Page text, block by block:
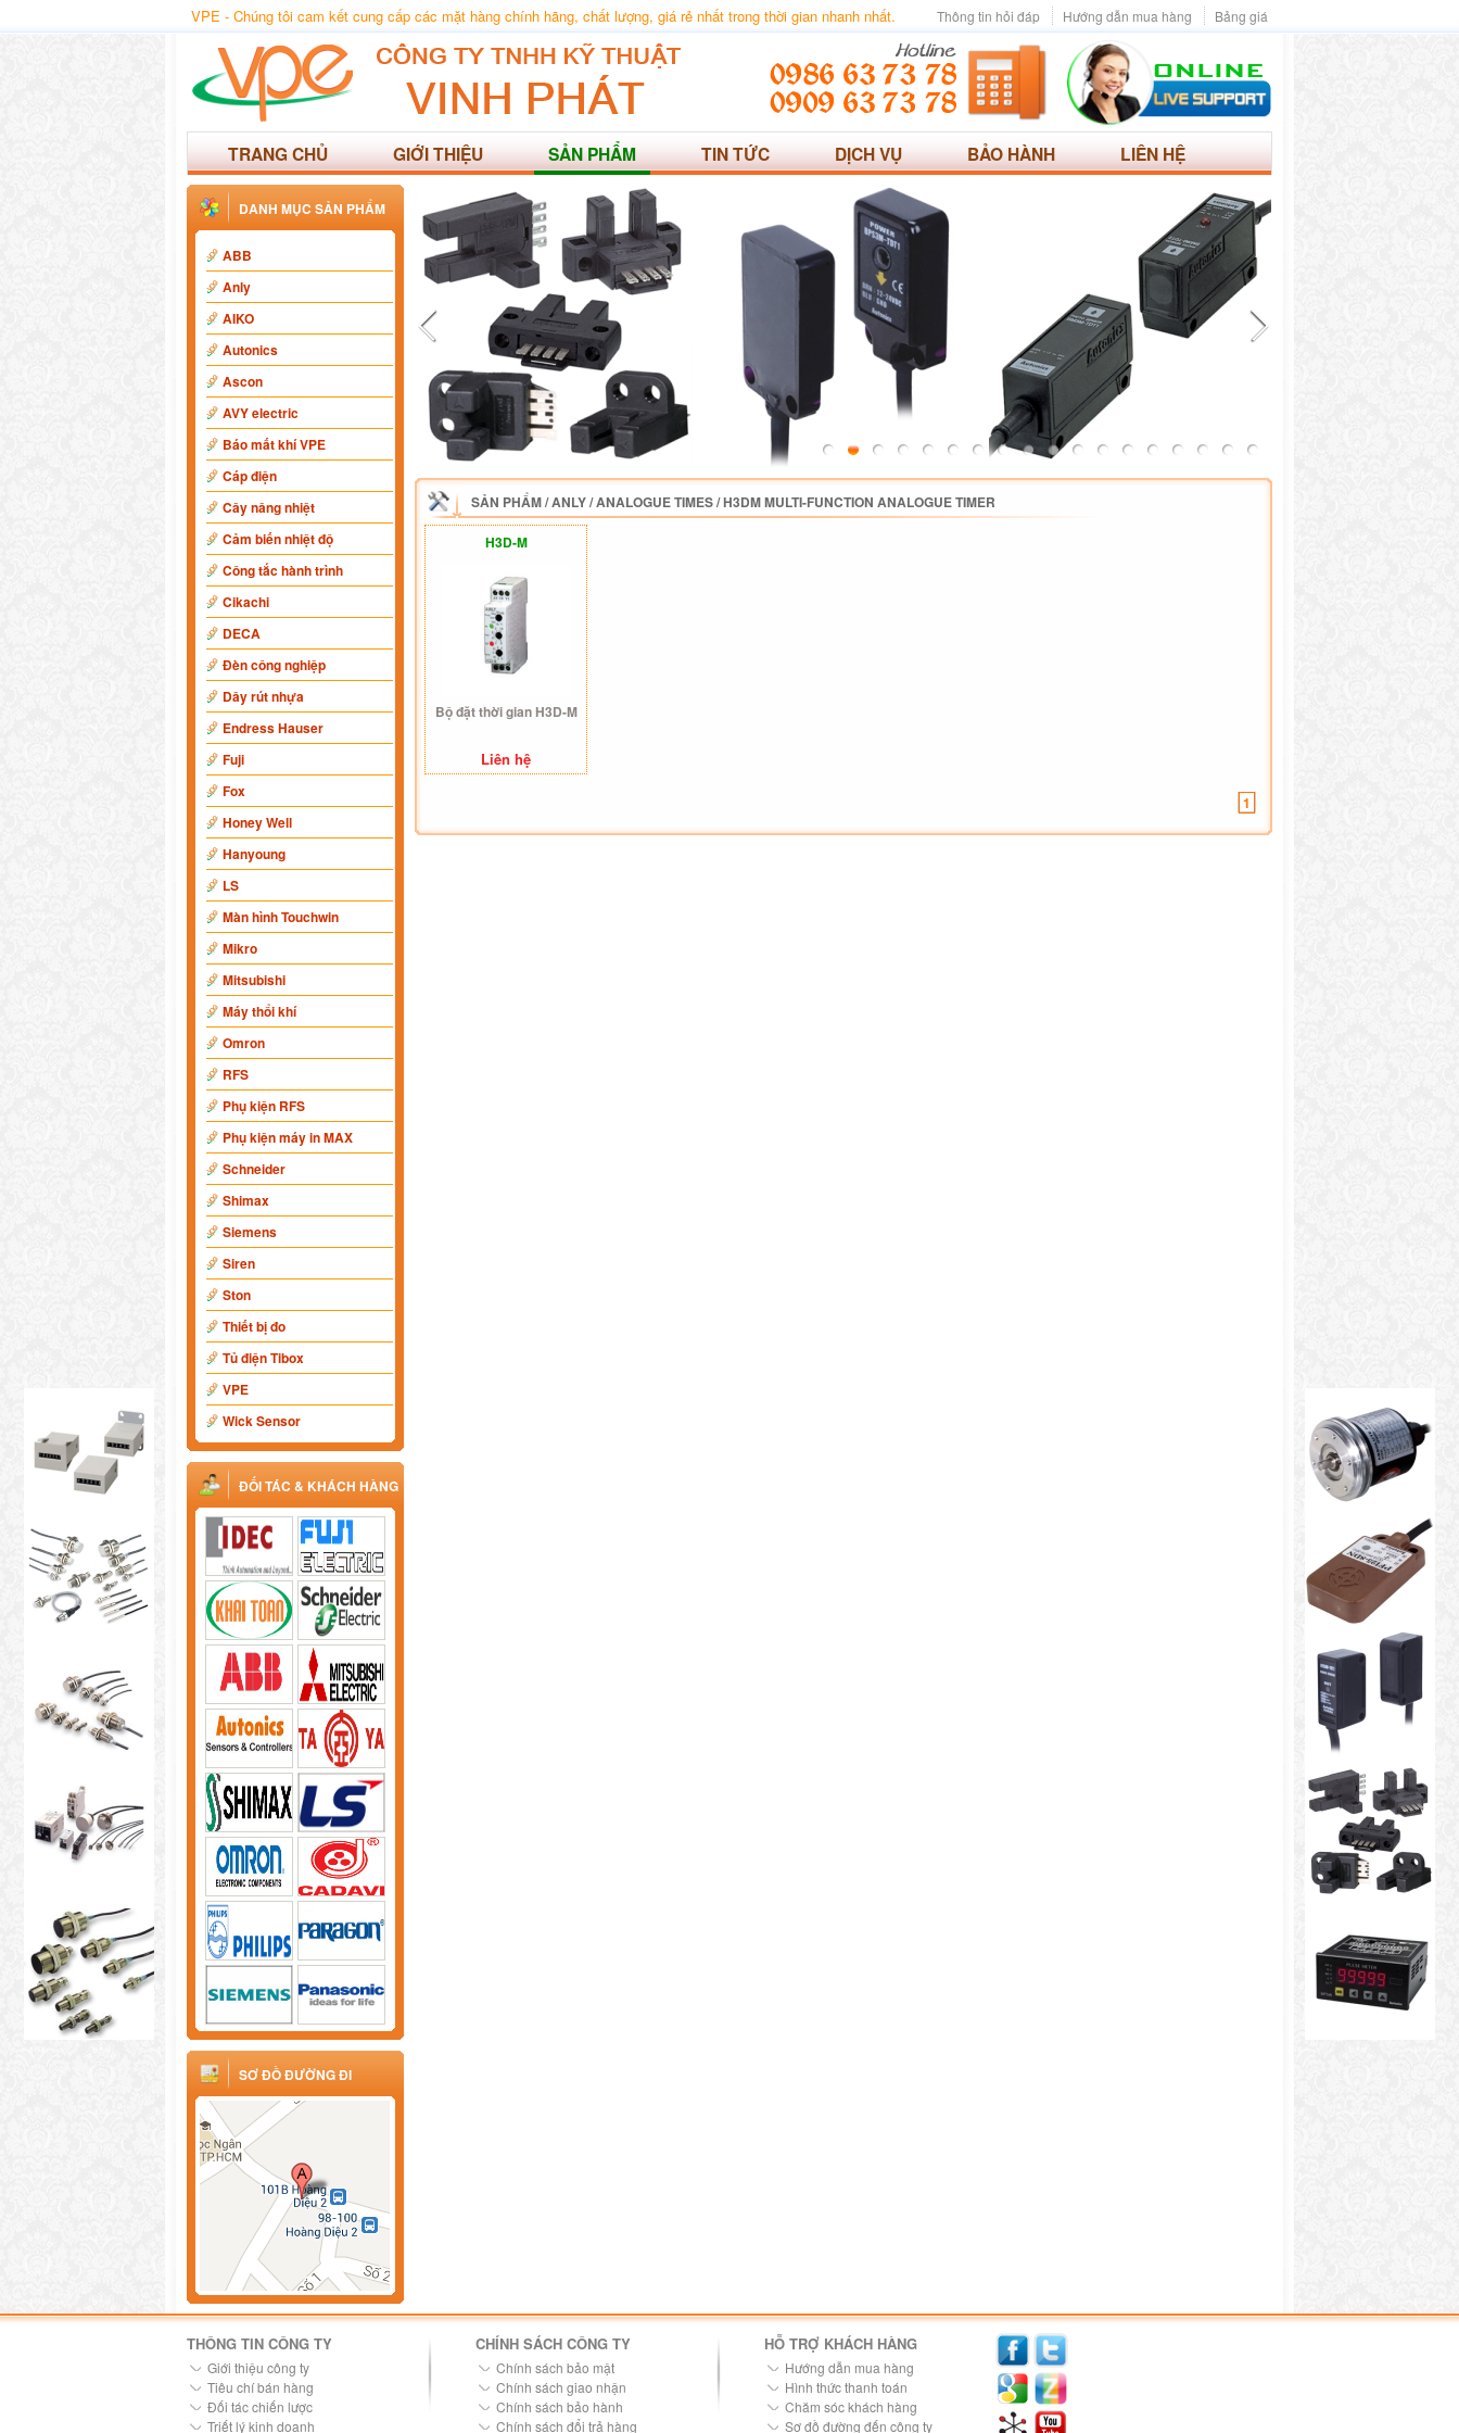
VPE - Chúng tôi cam kết cung cấp các mặt hàng chính hãng, chất lượng, giá rẻ nhất trong thời gian nhanh nhất. Bảng giá
Hướng dẫn mua hàng
Thông tin hỏi đáp
TRANG CHỦ GIỚI THIỆU SẢN PHẨM TIN TỨC DỊCH VỤ BẢO HÀNH LIÊN HỆ
DANH MỤC SẢN PHẨM
ABB
Anly
AIKO
Autonics
Ascon
AVY electric
Báo mất khí VPE
Cáp điện
Cây nâng nhiệt
Cảm biến nhiệt độ
Công tắc hành trình
Cikachi
DECA
Đèn công nghiệp
Dây rút nhựa
Endress Hauser
Fuji
Fox
Honey Well
Hanyoung
LS
Màn hình Touchwin
Mikro
Mitsubishi
Máy thổi khí
Omron
RFS
Phụ kiện RFS
Phụ kiện máy in MAX
Schneider
Shimax
Siemens
Siren
Ston
Thiết bị đo
Tủ điện Tibox
VPE
Wick Sensor
ĐỐI TÁC & KHÁCH HÀNG
SƠ ĐỒ ĐƯỜNG ĐI
SẢN PHẨM/ANLY/ANALOGUE TIMES/H3DM MULTI-FUNCTION ANALOGUE TIMER
H3D-M
Bộ đặt thời gian H3D-M
Liên hệ
1
THÔNG TIN CÔNG TY
Giới thiệu công ty
Tiêu chí bán hàng
Đối tác chiến lược
Triết lý kinh doanh
CHÍNH SÁCH CÔNG TY
Chính sách bảo mật
Chính sách giao nhận
Chính sách bảo hành
Chính sách đổi trả hàng
HỖ TRỢ KHÁCH HÀNG
Hướng dẫn mua hàng
Hình thức thanh toán
Chăm sóc khách hàng
Sơ đồ đường đến công ty